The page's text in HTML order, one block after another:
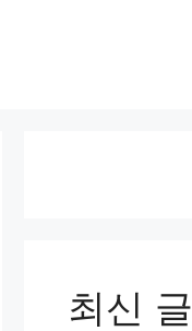
최신 글